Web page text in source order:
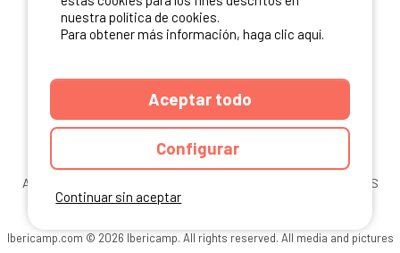
ANUARIO
COOKIES
CARTA DE CONFIDENCIALIDAD
Ibericamp.com © 2026 Ibericamp. All rights reserved. All media and pictures
Continuar sin aceptar
nuestra política de cookies.
Para obtener más información, haga clic aquí.
Aceptar todo
Configurar